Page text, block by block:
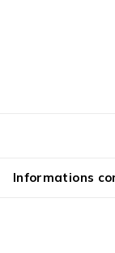
Informations